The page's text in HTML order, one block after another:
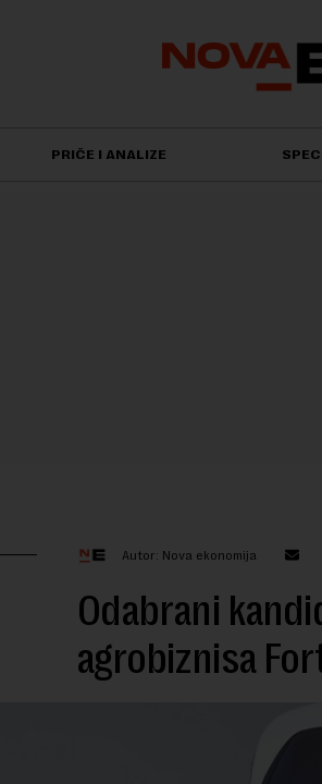
PRIČE I ANALIZE
Autor: Nova ekonomija
Odabrani
agrobiznisa